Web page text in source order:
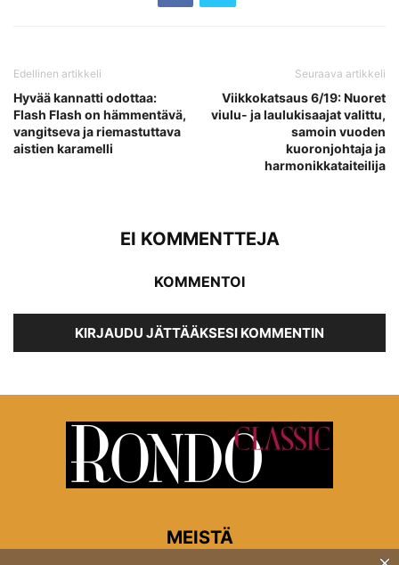
Edellinen artikkeli
Hyvää kannatti odottaa:
Flash Flash on hämmentävä,
vangitseva ja riemastuttava
aistien karamelli
Seuraava artikkeli
Viikkokatsaus 6/19: Nuoret
viulu- ja laulukisaajat valittu,
samoin vuoden
kuoronjohtaja ja
harmonikkataiteilija
EI KOMMENTTEJA
KOMMENTOI
KIRJAUDU JÄTTÄÄKSESI KOMMENTIN
MEISTÄ